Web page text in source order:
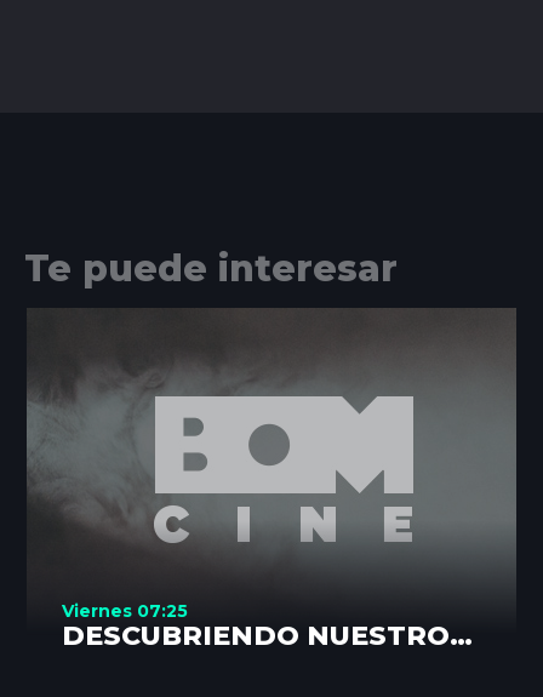
Te puede interesar
Viernes 07:25
DESCUBRIENDO NUESTROS